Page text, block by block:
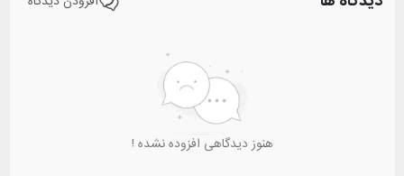
هنوز دیدگاهی افزوده نشده !